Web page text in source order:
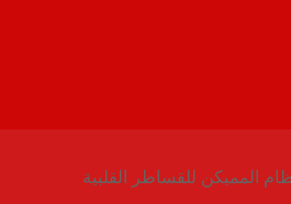
المميكن للقساطر القلبية